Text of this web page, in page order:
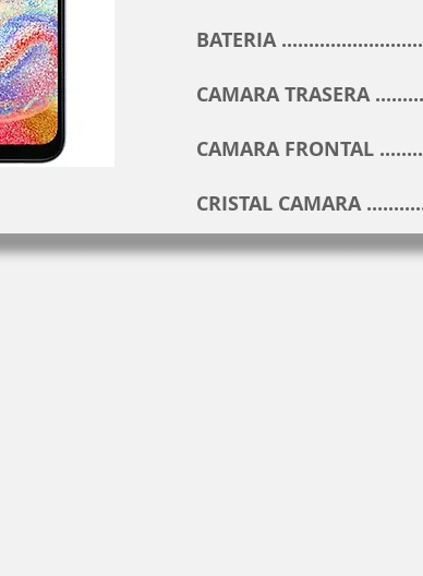
BATERIA
CAMARA TRASERA
CAMARA FRONTAL
CRISTAL CAMARA